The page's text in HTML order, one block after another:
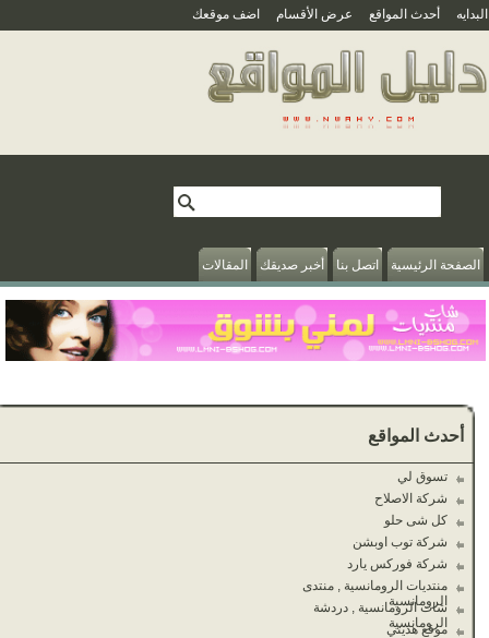
أحدث المواقع عرض الأقسام اضف موقعك
المقالات أخبر صديقك اتصل بنا الصفحة الرئيسية
أحدث المواقع
تسوق لي
شركة الاصلاح
كل شى حلو
شركة توب اوبشن
شركة فوركس يارد
منتديات الرومانسية , منتدى
الرومانسية
شات الرومانسية , دردشة
الرومانسية
موقع هديتي